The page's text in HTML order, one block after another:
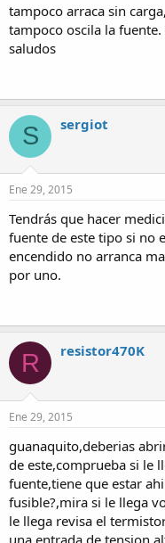
tampoco arraca sin
tampoco oscila la
saludos
S sergiot
Ene 29, 2015
Tendrás que hacer
fuente de este tipo si no
encendido no arranca
por uno.
R resistor470K
Ene 29, 2015
guanaquito,deberias
de este,comprueba si le
fuente,tiene que estar
fusible?,mira si le llega
le llega revisa el
una entrada de tension